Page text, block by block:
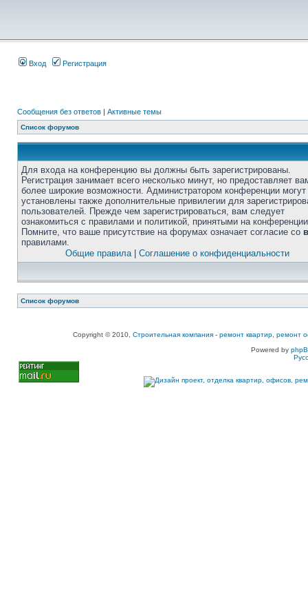
Вход Регистрация
Сообщения без ответов | Активные темы
Список форумов
Для входа на конференцию вы должны быть зарегистрированы.
Регистрация занимает всего несколько минут, но предоставляет
более широкие возможности. Администратором конференции
установлены также дополнительные привилегии для
пользователей. Прежде чем зарегистрироваться, вам следует
ознакомиться с правилами и политикой, принятыми на
Помните, что ваше присутствие на форумах означает согласие со
правилами.
Общие правила| Соглашение о конфиденциальности
Список форумов
Copyright © 2010, Строительная компания - ремонт квартир, ремонт
Powered by